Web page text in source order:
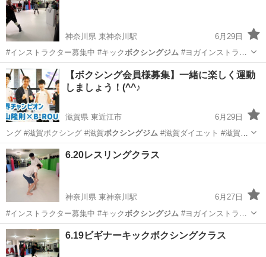
神奈川県 東神奈川駅
6月29日
#インストラクター募集中 #キックボクシングジム#ヨガインストラク
ター募集中 …
神奈川 横浜市 東神奈川駅 空手/他格闘技
キックボクシング
【ボクシング会員様募集】一緒に楽しく運動
しましょう！(^^♪
滋賀県 東近江市
6月29日
ング #滋賀ボクシング #滋賀ボクシングジム#滋賀ダイエット #滋賀フ
ィ…
滋賀 東近江市 空手/他格闘技
6.20レスリングクラス
神奈川県 東神奈川駅
6月27日
#インストラクター募集中 #キックボクシングジム#ヨガインストラク
ター募集中 …
神奈川 横浜市 東神奈川駅 空手/他格闘技 レスリング
6.19ビギナーキックボクシングクラス